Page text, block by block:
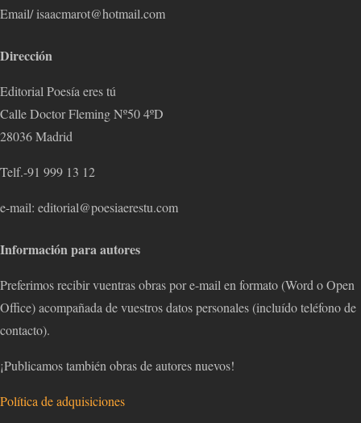
Email/ isaacmarot@hotmail.com
Dirección
Editorial Poesía eres tú
Calle Doctor Fleming Nº50 4ºD
28036 Madrid
Telf.-91 999 13 12
e-mail: editorial@poesiaerestu.com
Información para autores
Preferimos recibir vuentras obras por e-mail en formato (Word o Open
Office) acompañada de vuestros datos personales (incluído teléfono de
contacto).
¡Publicamos también obras de autores nuevos!
Política de adquisiciones